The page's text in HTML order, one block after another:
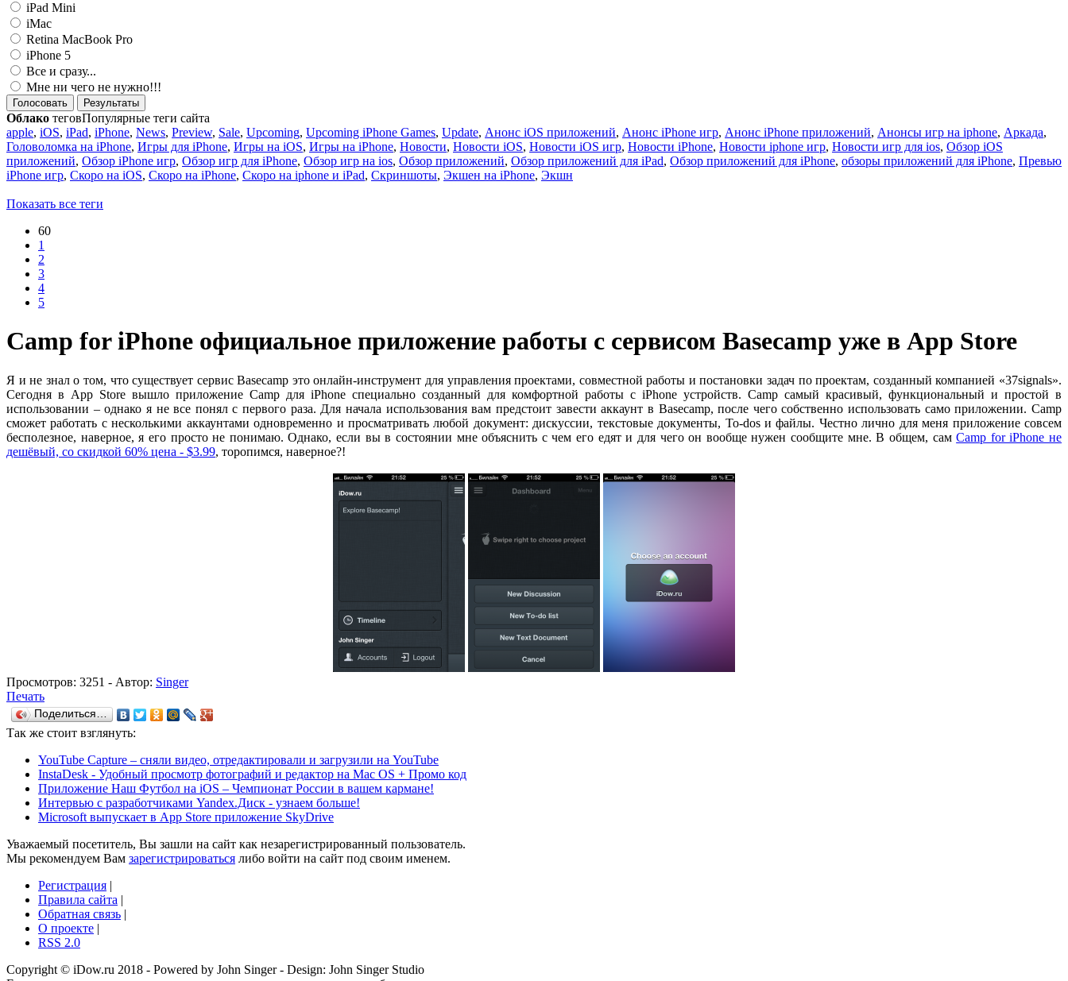
iPad Mini
iMac
Retina MacBook Pro
iPhone 5
Все и сразу...
Мне ни чего не нужно!!!
Голосовать Результаты
Облако теговПопулярные теги сайта
apple, iOS, iPad, iPhone, News, Preview, Sale, Upcoming, Upcoming iPhone Games, Update, Анонс iOS приложений, Анонс iPhone игр, Анонс iPhone приложений, Анонсы игр на iphone, Аркада,
Головоломка на iPhone, Игры для iPhone, Игры на iOS, Игры на iPhone, Новости, Новости iOS, Новости iOS игр, Новости iPhone, Новости iphone игр, Новости игр для ios, Обзор iOS
приложений, Обзор iPhone игр, Обзор игр для iPhone, Обзор игр на ios, Обзор приложений, Обзор приложений для iPad, Обзор приложений для iPhone, обзоры приложений для iPhone, Превью
iPhone игр, Скоро на iOS, Скоро на iPhone, Скоро на iphone и iPad, Скриншоты, Экшен на iPhone, Экшн
Показать все теги
60
1
2
3
4
5
Camp for iPhone официальное приложение работы с сервисом Basecamp уже в App Store
Я и не знал о том, что существует сервис Basecamp это онлайн-инструмент для управления проектами, совместной работы и постановки задач по проектам, созданный компанией «37signals».
Сегодня в App Store вышло приложение Camp для iPhone специально созданный для комфортной работы с iPhone устройств. Camp самый красивый, функциональный и простой в
использовании – однако я не все понял с первого раза. Для начала использования вам предстоит завести аккаунт в Basecamp, после чего собственно использовать само приложении. Camp
сможет работать с несколькими аккаунтами одновременно и просматривать любой документ: дискуссии, текстовые документы, To-dos и файлы. Честно лично для меня приложение совсем
бесполезное, наверное, я его просто не понимаю. Однако, если вы в состоянии мне объяснить с чем его едят и для чего он вообще нужен сообщите мне. В общем, самCamp for iPhone не
дешёвый, со скидкой 60% цена - $3.99, торопимся, наверное?!
Просмотров: 3251 - Автор: Singer
Печать
Поделиться…
Так же стоит взглянуть:
YouTube Capture – сняли видео, отредактировали и загрузили на YouTube
InstaDesk - Удобный просмотр фотографий и редактор на Mac OS + Промо код
Приложение Наш Футбол на iOS – Чемпионат России в вашем кармане!
Интервью с разработчиками Yandex.Диск - узнаем больше!
Microsoft выпускает в App Store приложение SkyDrive
Уважаемый посетитель, Вы зашли на сайт как незарегистрированный пользователь.
Мы рекомендуем Вам зарегистрироваться либо войти на сайт под своим именем.
Регистрация |
Правила сайта |
Обратная связь |
О проекте |
RSS 2.0
Copyright © iDow.ru 2018 - Powered by John Singer - Design: John Singer Studio